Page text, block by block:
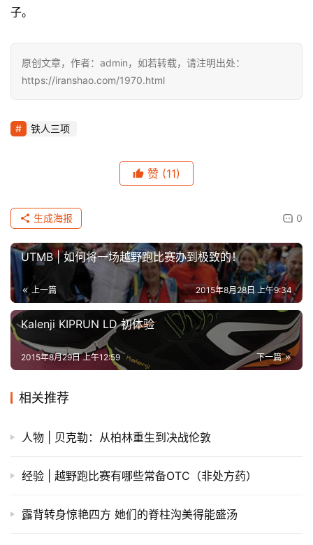
子。
原创文章，作者：admin，如若转载，请注明出处：
https://iranshao.com/1970.html
铁人三项
赞 (11)
0
生成海报
UTMB | 如何将一场越野跑比赛办到极致的！
上一篇 2015年8月28日 上午9:34
Kalenji KIPRUN LD 初体验
下一篇
2015年8月29日 上午12:59
相关推荐
人物 | 贝克勒：从柏林重生到决战伦敦
经验 | 越野跑比赛有哪些常备OTC（非处方药）
露背转身惊艳四方 她们的脊柱沟美得能盛汤